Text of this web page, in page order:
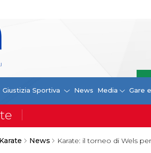
Giustizia Sportiva News Media Gare
Karate News Karate: il torneo di Wels
i tempi
Federali